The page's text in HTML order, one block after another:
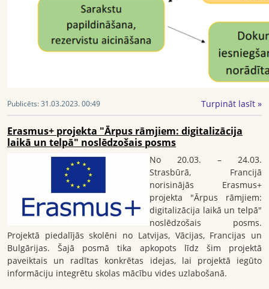
Publicēts:31.03.2023. 00:49 Turpināt lasīt »
Erasmus+ projekta "Ārpus rāmjiem: digitalizācija
laikā un telpā" noslēdzošais posms
No 20.03. – 24.03.
Strasbūrā, Francijā
norisinājās Erasmus+
projekta "Ārpus rāmjiem:
digitalizācija laikā un telpā"
noslēdzošais posms.
Projektā piedalījās skolēni no Latvijas, Vācijas, Francijas un
Bulgārijas. Šajā posmā tika apkopots līdz šim projektā
paveiktais un radītas konkrētas idejas, lai projektā iegūto
informāciju integrētu skolas mācību vides uzlabošanā.